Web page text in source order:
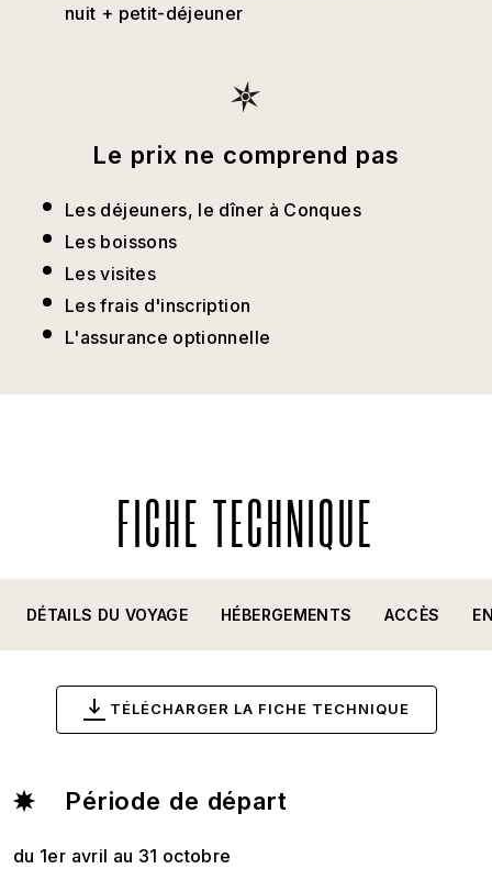
nuit + petit-déjeuner
Le prix ne comprend pas
Les déjeuners, le dîner à Conques
Les boissons
Les visites
Les frais d'inscription
L'assurance optionnelle
FICHE TECHNIQUE
DÉTAILS DU VOYAGE HÉBERGEMENTS ACCÈS
TÉLÉCHARGER LA FICHE TECHNIQUE
Période de départ
du 1er avril au 31 octobre